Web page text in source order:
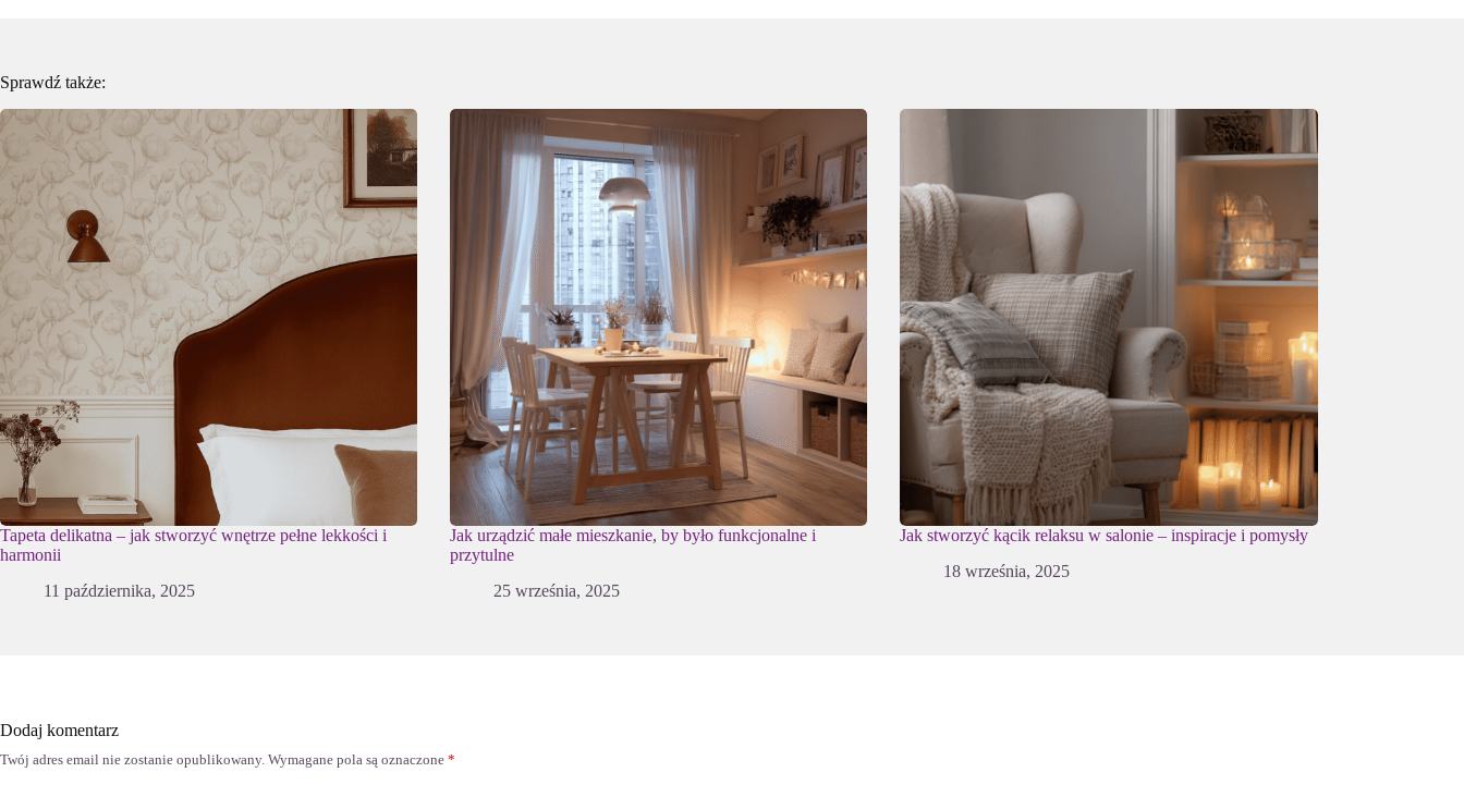
Sprawdź także:
Tapeta delikatna – jak stworzyć wnętrze pełne lekkości i
harmonii
11 października, 2025
Jak urządzić małe mieszkanie, by było funkcjonalne i
przytulne
25 września, 2025
Jak stworzyć kącik relaksu w salonie – inspiracje i pomysły
18 września, 2025
Dodaj komentarz
Twój adres email nie zostanie opublikowany. Wymagane pola są oznaczone *